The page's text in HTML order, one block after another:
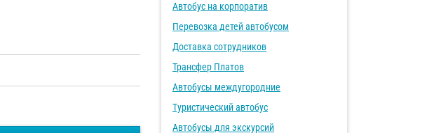
Автобус на корпоратив
Перевозка детей автобусом
Доставка сотрудников
Трансфер Платов
Автобусы междугородние
Туристический автобус
Автобусы для экскурсий